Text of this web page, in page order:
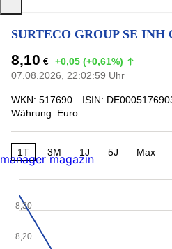
SURTECO GROUP SE INH
8,10 € +0,05 (+0,61%)
07.08.2026, 22:02:59 Uhr
WKN: 517690 ISIN:
Währung: Euro
1T 3M 1J 5J Max
8,20
8,30
manager magazin